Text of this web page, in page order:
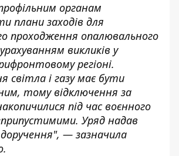
органам
плани заходів для
проходження опалювального
викликів у
регіоні.
світла і газу має бути
тому відключення за
під час воєнного
Уряд надав
доручення", — зазначила